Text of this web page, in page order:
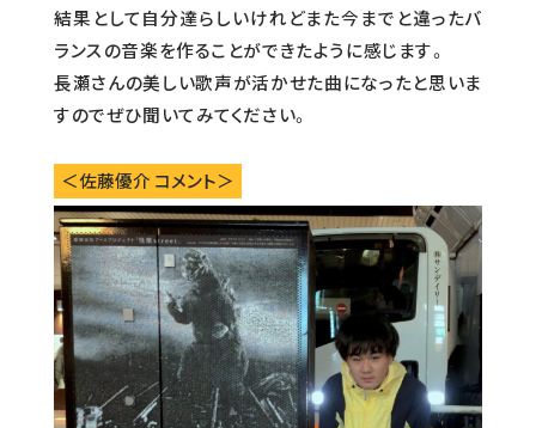
結果として自分達らしいけれどまた今までと違ったバ
ランスの音楽を作ることができたように感じます。
長瀬さんの美しい歌声が活かせた曲になったと思いま
すのでぜひ聞いてみてください。
＜佐藤優介 コメント＞